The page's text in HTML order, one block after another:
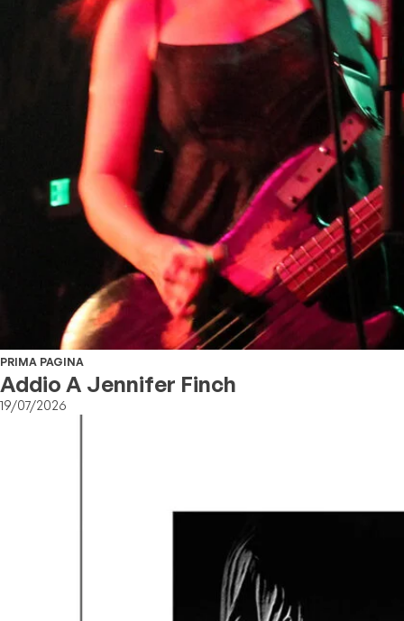
PRIMA PAGINA
Addio A Jennifer Finch
19/07/2026